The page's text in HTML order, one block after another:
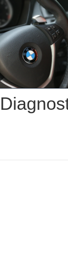
Skip
to
content